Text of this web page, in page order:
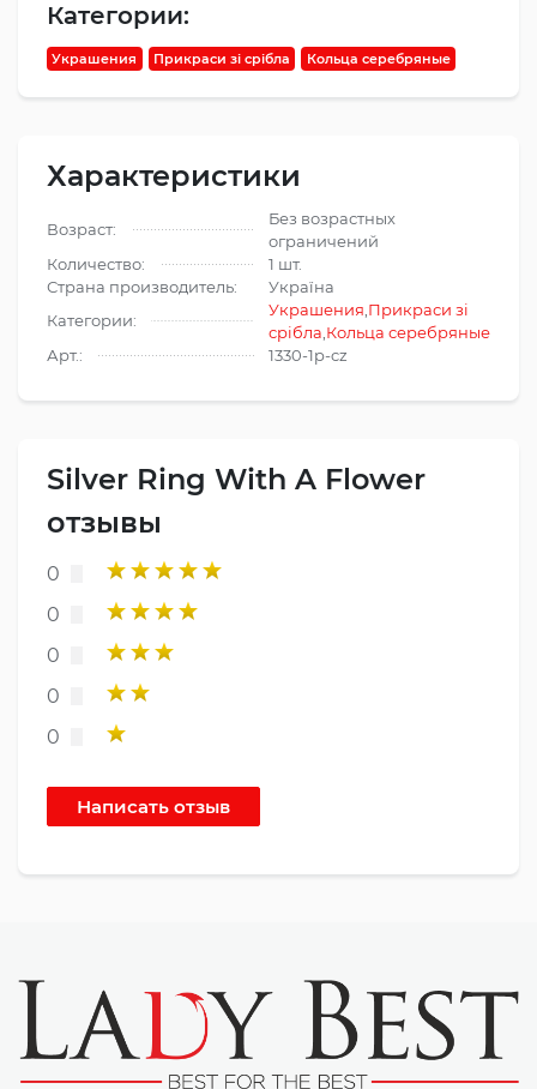
Категории:
Украшения Прикраси зі срібла Кольца серебряные
Характеристики
Возраст:
Без возрастных
ограничений
Количество:
1 шт.
Страна производитель:
Україна
Категории:
Украшения Прикраси зі
срібла Кольца серебряные
Арт.:
1330-1p-cz
Silver Ring With A Flower
отзывы
0
0
0
0
0